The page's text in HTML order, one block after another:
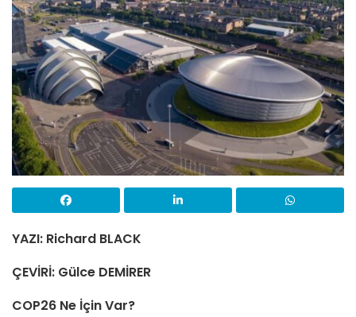
YAZI: Richard BLACK
ÇEVİRİ: Gülce DEMİRER
COP26 Ne İçin Var?